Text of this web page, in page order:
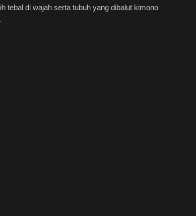
tebal di wajah serta tubuh yang dibalut kimono